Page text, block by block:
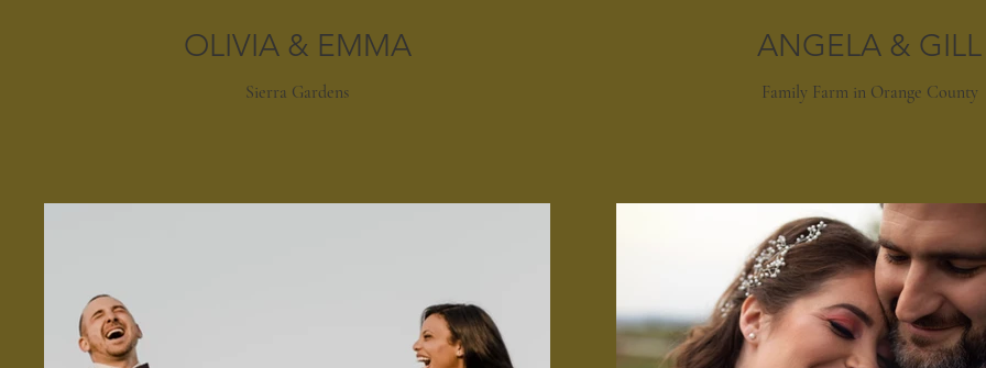
OLIVIA & EMMA
Sierra Gardens
ANGELA & GILL
Family Farm in Orange County